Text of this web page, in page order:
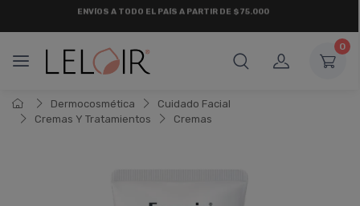
¡ HASTA 6 CUOTAS SIN INTERÉSY 18 CUOTAS FIJAS !
0
Dermocosmética
Cuidado Facial
Cremas Y Tratamientos
Cremas